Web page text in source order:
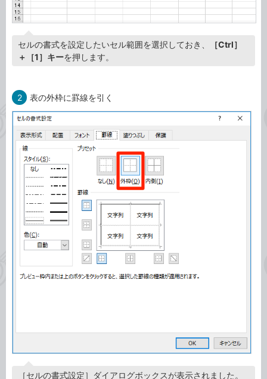
セルの書式を設定したいセル範囲を選択しておき、
［Ctrl］
＋［1］キーを押します。
2 表の外枠に罫線を引く
［セルの書式設定］ダイアログボックスが表示されました。